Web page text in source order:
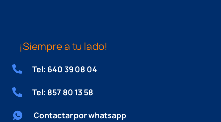
¡Siempre a tu lado!
Tel: 640 39 08 04
Tel: 857 80 13 58
Contactar por whatsapp